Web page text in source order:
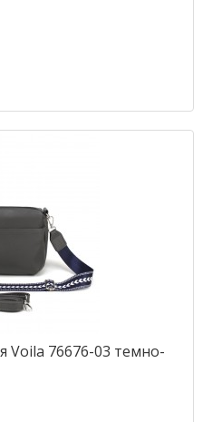
Voila 76676-03 темно-